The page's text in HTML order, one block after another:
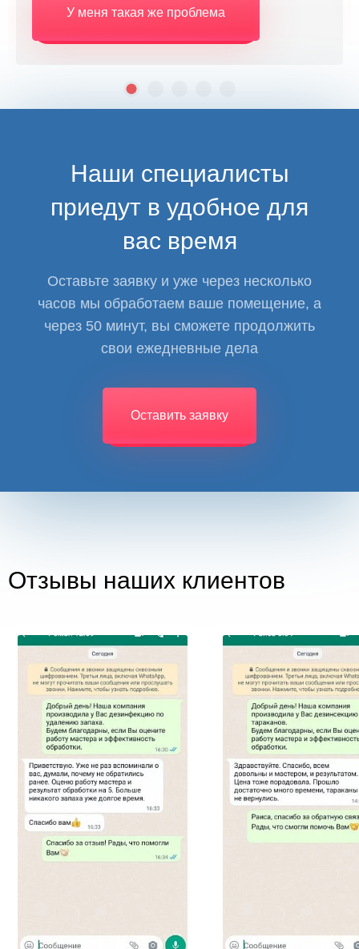
У меня такая же проблема
Наши специалисты
приедут в удобное для
вас время
Оставьте заявку и уже через несколько
часов мы обработаем ваше помещение, а
через 50 минут, вы сможете продолжить
свои ежедневные дела
Оставить заявку
Отзывы наших клиентов